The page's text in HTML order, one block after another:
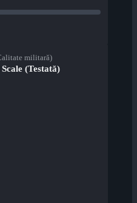
militară)
(Testată)